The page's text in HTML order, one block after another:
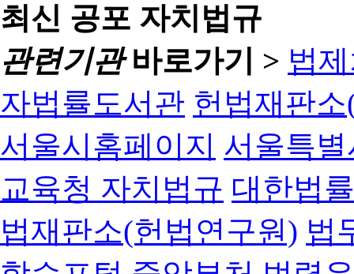
최신 공포 자치법규
관련기관바로가기 > 법
자법률도서관 헌법재판
서울시홈페이지 서울특
교육청 자치법규 대한법
법재판소(헌법연구원) 법